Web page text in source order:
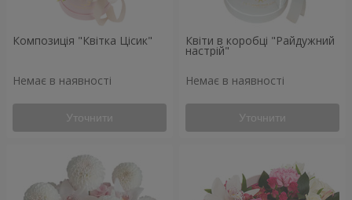
Композиція "Квітка Цісик"
Немає в наявності
Уточнити
Квіти в коробці "Райдужний
настрій"
Немає в наявності
Уточнити